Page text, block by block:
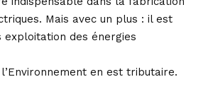
Mais avec un plus : il est
des énergies
en est tributaire.